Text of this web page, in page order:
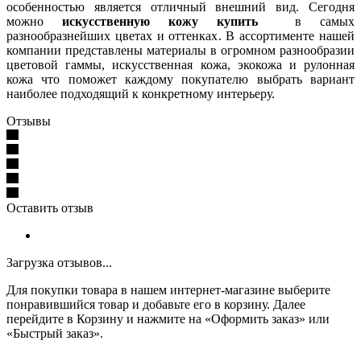
особенностью является отличный внешний вид. Сегодня
можно искусственную кожу купить в самых
разнообразнейших цветах и оттенках. В ассортименте нашей
компании представлены материалы в огромном разнообразии
цветовой гаммы, искусственная кожа, экокожа и рулонная
кожа что поможет каждому покупателю выбрать вариант
наиболее подходящий к конкретному интерьеру.
Отзывы
Оставить отзыв
Загрузка отзывов...
Для покупки товара в нашем интернет-магазине выберите
понравившийся товар и добавьте его в корзину. Далее
перейдите в Корзину и нажмите на «Оформить заказ» или
«Быстрый заказ».